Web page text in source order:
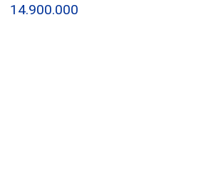
14.900.000